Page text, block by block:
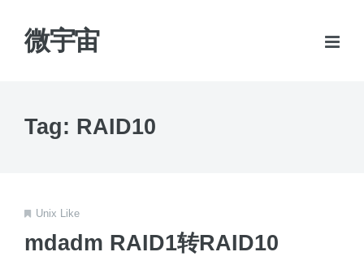
微宇宙
Tag: RAID10
Unix Like
mdadm RAID1转RAID10